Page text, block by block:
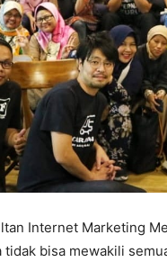
Internet Marketing
tidak bisa mewakili